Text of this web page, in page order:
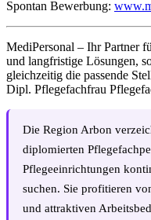
Spontan Bewerbung:
MediPersonal – Ihr Partner
und langfristige Lösungen,
gleichzeitig die passende
Dipl. Pflegefachfrau
Die Region Arbon
diplomierten
Pflegeeinrichtungen
suchen. Sie profitieren
und attraktiven